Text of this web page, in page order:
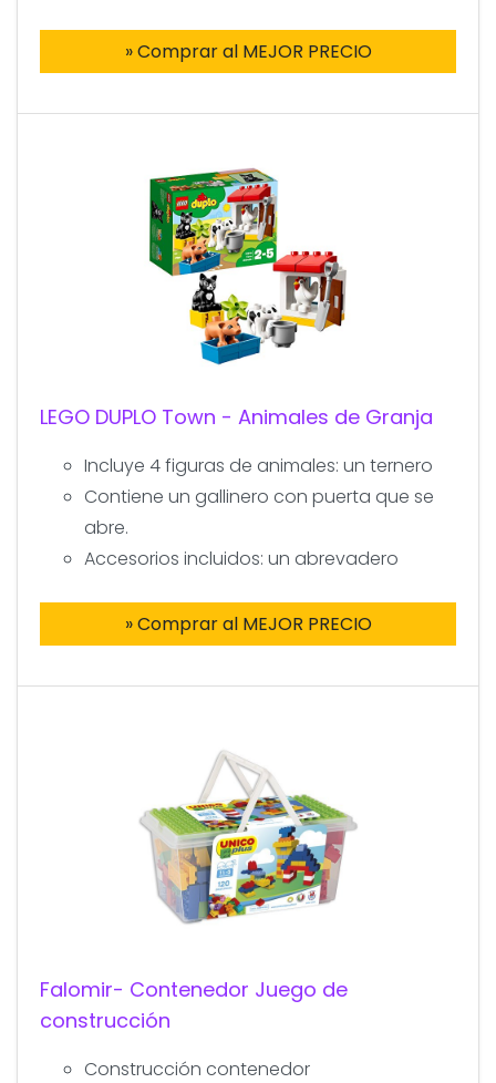
» Comprar al MEJOR PRECIO
LEGO DUPLO Town - Animales de Granja
Incluye 4 figuras de animales: un ternero
Contiene un gallinero con puerta que se
abre.
Accesorios incluidos: un abrevadero
» Comprar al MEJOR PRECIO
Falomir- Contenedor Juego de
construcción
Construcción contenedor